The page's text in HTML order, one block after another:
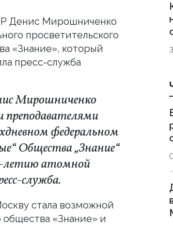
Денис Мирошниченко
просветительского
«Знание», который
пресс-служба
Мирошниченко
преподавателями
федеральном
Общества „Знание“
летию атомной
служба.
стала возможной
общества «Знание» и